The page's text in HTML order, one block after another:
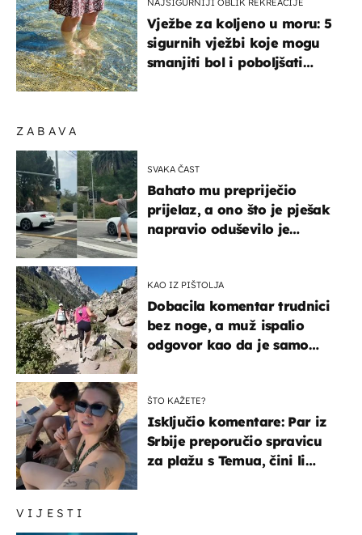
VIJESTI
ZABAVA
SVAKA ČAST
Bahato mu prepriječio
prijelaz, a ono što je pješak
napravio oduševilo je
KAO IZ PIŠTOLJA
Dobacila komentar trudnici
bez noge, a muž ispalio
odgovor kao da je samo
ŠTO KAŽETE?
Isključio komentare: Par iz
Srbije preporučio spravicu
za plažu s Temua, čini li
Vježbe za koljeno u moru: 5
sigurnih vježbi koje mogu
smanjiti bol i poboljšati